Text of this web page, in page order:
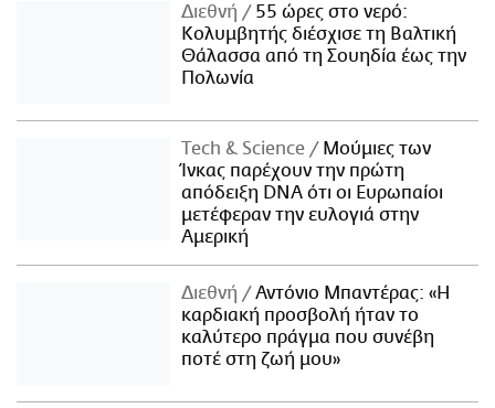
Διεθνή
55 ώρες στο νερό:
Κολυμβητής διέσχισε τη Βαλτική
Θάλασσα από τη Σουηδία έως την
Πολωνία
Τech & Science
Μούμιες των
Ίνκας παρέχουν την πρώτη
απόδειξη DNA ότι οι Ευρωπαίοι
μετέφεραν την ευλογιά στην
Αμερική
Διεθνή
Αντόνιο Μπαντέρας: «Η
καρδιακή προσβολή ήταν το
καλύτερο πράγμα που συνέβη
ποτέ στη ζωή μου»